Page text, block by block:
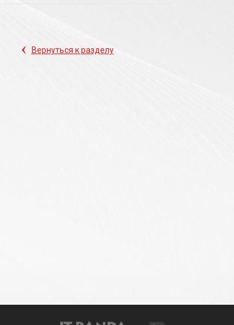
‹ Вернуться к разделу